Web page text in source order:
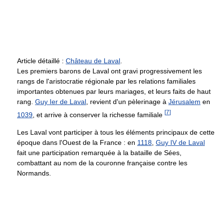
Article détaillé : Château de Laval.
Les premiers barons de Laval ont gravi progressivement les
rangs de l'aristocratie régionale par les relations familiales
importantes obtenues par leurs mariages, et leurs faits de haut
rang. Guy Ier de Laval, revient d'un pèlerinage à Jérusalem en
1039 , et arrive à conserver la richesse familiale [7]
Les Laval vont participer à tous les éléments principaux de cette
époque dans l'Ouest de la France : en 1118 Guy IV de Laval
fait une participation remarquée à la bataille de Sées,
combattant au nom de la couronne française contre les
Normands.